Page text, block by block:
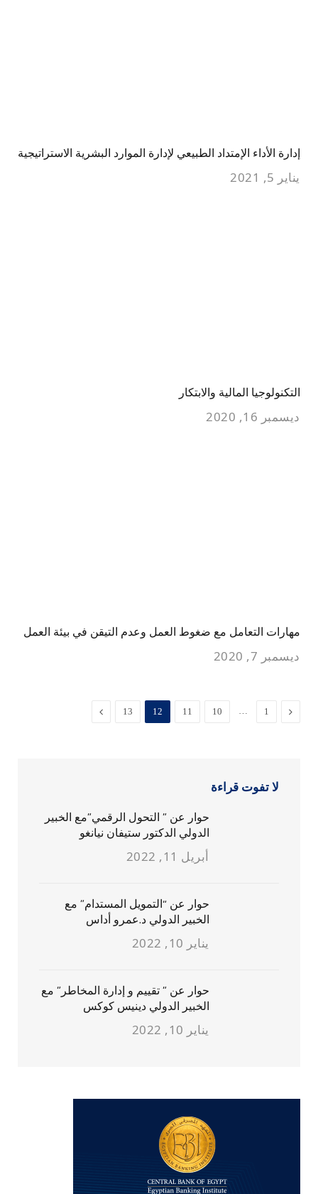
إدارة الأداء الإمتداد الطبيعي لإدارة الموارد البشرية الاستراتيجية
يناير 5, 2021
التكنولوجيا المالية والابتكار
ديسمبر 16, 2020
مهارات التعامل مع ضغوط العمل وعدم التيقن في بيئة العمل
ديسمبر 7, 2020
السابق
1
10
11
12
13 التالي
لا تفوت قراءة
حوار عن ” التحول الرقمي”مع الخبير
الدولي الدكتور ستيفان نيانغو
أبريل 11, 2022
حوار عن “التمويل المستدام” مع
الخبير الدولي د.عمرو أداس
يناير 10, 2022
حوار عن ” تقييم و إدارة المخاطر” مع
الخبير الدولي دينيس كوكس
يناير 10, 2022